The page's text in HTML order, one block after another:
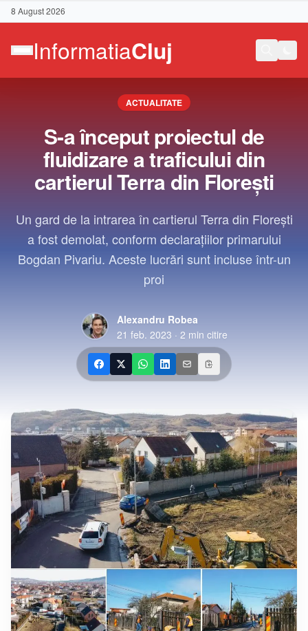
8 August 2026
ACTUALITATE
S-a început proiectul de
fluidizare a traficului din
cartierul Terra din Florești
Un gard de la intrarea în cartierul Terra din Florești
a fost demolat, conform declarațiilor primarului
Bogdan Pivariu. Aceste lucrări sunt incluse într-un
proi
Alexandru Robea
21 feb. 2023 · 2 min citire